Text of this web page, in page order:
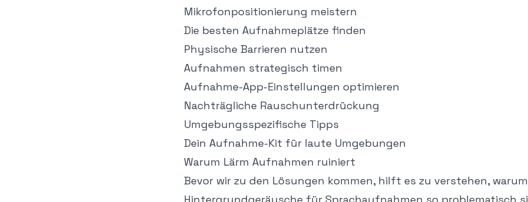
Mikrofonpositionierung meistern
Die besten Aufnahmeplätze finden
Physische Barrieren nutzen
Aufnahmen strategisch timen
Aufnahme-App-Einstellungen optimieren
Nachträgliche Rauschunterdrückung
Umgebungsspezifische Tipps
Dein Aufnahme-Kit für laute Umgebungen
Warum Lärm Aufnahmen ruiniert
Bevor wir zu den Lösungen kommen, hilft es zu verstehen, warum